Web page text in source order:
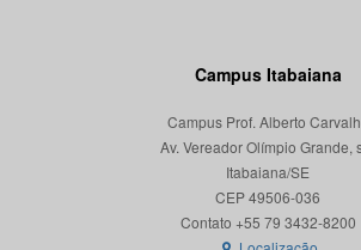
Campus Itabaiana
Campus Prof. Alberto
Av. Vereador Olímpio Grande,
Itabaiana/SE
CEP 49506-036